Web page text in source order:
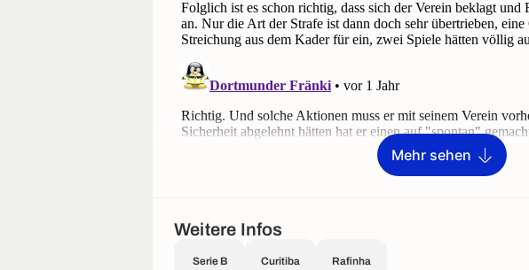
Mehr sehen
Weitere Infos
Serie B Curitiba Rafinha